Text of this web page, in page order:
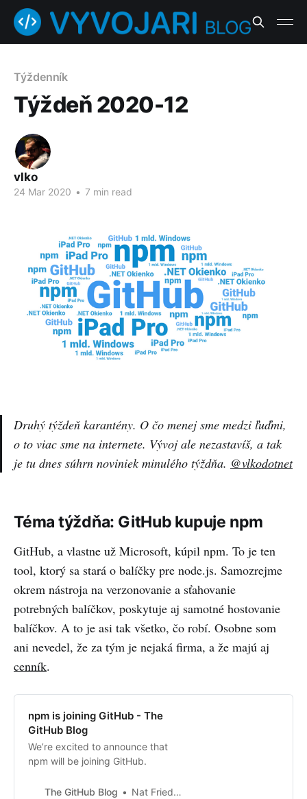
Týždenník
Týždeň 2020-12
vlko
24 Mar 2020 • 7 min read
Druhý týždeň karantény. O čo menej sme medzi ľuďmi,
o to viac sme na internete. Vývoj ale nezastavíš, a tak
je tu dnes súhrn noviniek minulého týždňa. @vlkodotnet
Téma týždňa: GitHub kupuje npm
GitHub, a vlastne už Microsoft, kúpil npm. To je ten
tool, ktorý sa stará o balíčky pre node.js. Samozrejme
okrem nástroja na verzonovanie a sťahovanie
potrebných balíčkov, poskytuje aj samotné hostovanie
balíčkov. A to je asi tak všetko, čo robí. Osobne som
ani nevedel, že za tým je nejaká firma, a že majú aj
cenník.
npm is joining GitHub - The
GitHub Blog
We’re excited to announce that
npm will be joining GitHub.
The GitHub Blog Nat Friedman